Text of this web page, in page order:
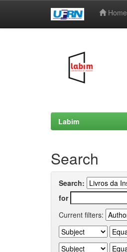
Home
Labim
Search
Search:
for
Current filters: